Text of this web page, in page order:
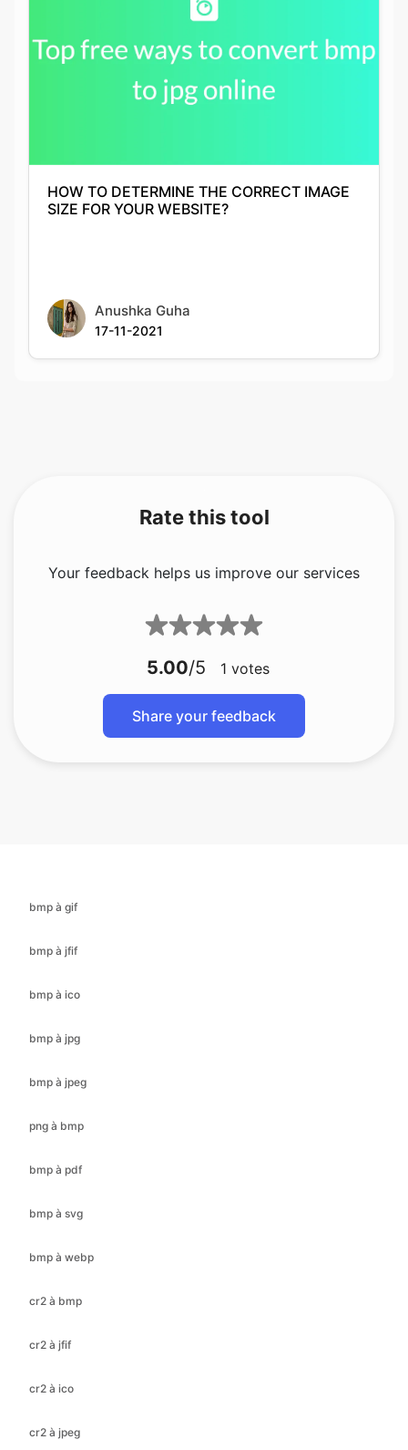
Share your feedback
bmp à ico
bmp à jpg
bmp à jpeg
png à bmp
bmp à pdf
bmp à svg
bmp à webp
cr2 à bmp
cr2 à jfif
cr2 à jpeg
cr2 à png